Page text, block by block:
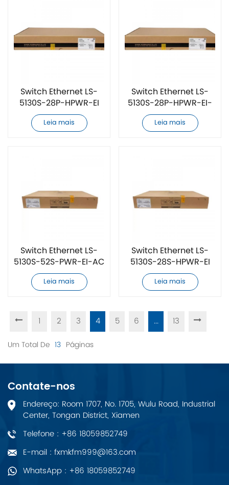
Switch Ethernet LS-
5130S-28P-HPWR-EI
novo e original
Leia mais
Switch Ethernet LS-
5130S-28P-HPWR-EI-
AC novo e original
Leia mais
Switch Ethernet LS-
5130S-52S-PWR-EI-AC
novo e original
Leia mais
Switch Ethernet LS-
5130S-28S-HPWR-EI
novo e original
Leia mais
1 2 3 4 5 6 ... 13
Um Total De 13 Páginas
Contate-nos
Endereço: Room 1707, No. 1705, Wulu Road, Industrial
Center, Tongan District, Xiamen
Telefone : +86 18059852749
E-mail : fxmkfm999@163.com
WhatsApp : +86 18059852749